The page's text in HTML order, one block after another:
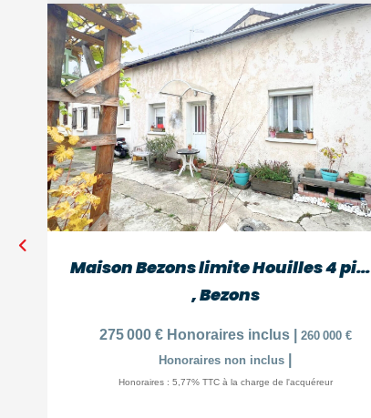
Maison Bezons limite Houilles 4 pièces, 86 m²
,Bezons
275 000 € Honoraires inclus
260 000 €
Honoraires non inclus
Honoraires : 5,77% TTC à la charge de l'acquéreur